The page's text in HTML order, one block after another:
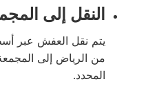
النقل إلى
يتم نقل العفش عبر
من الرياض إلى
المحدد.